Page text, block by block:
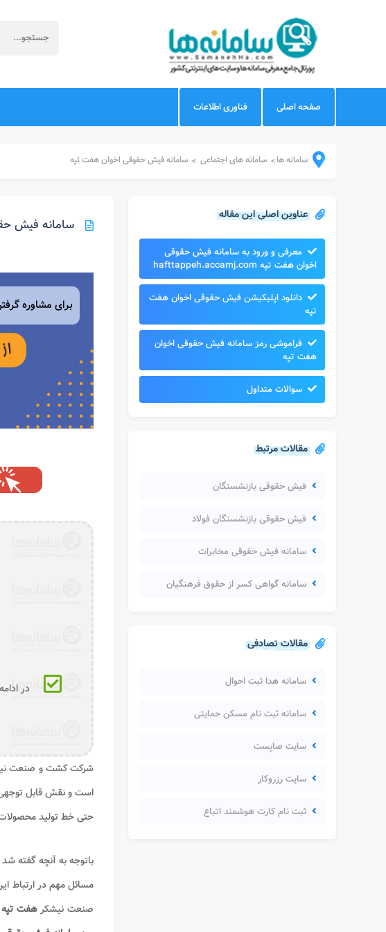
صفحه اصلی فناوری اطلاعات
سامانه ها> سامانه های اجتماعی > سامانه فیش حقوقی اخوان هفت تپه
عناوین اصلی این مقاله
معرفی و ورود به سامانه فیش حقوقی
اخوان هفت تپه hafttappeh.accamj.com
دانلود اپلیکیشن فیش حقوقی اخوان هفت
تپه
فراموشی رمز سامانه فیش حقوقی اخوان
هفت تپه
سوالات متداول
مقالات مرتبط
فیش حقوقی بازنشستگان
فیش حقوقی بازنشستگان فولاد
سامانه فیش حقوقی مخابرات
سامانه گواهی کسر از حقوق فرهنگیان
مقالات تصادفی
سامانه هدا ثبت احوال
سامانه ثبت نام مسکن حمایتی
سایت صاپست
سایت رزروکار
ثبت نام کارت هوشمند اتباع
سامانه فیش
برای مشاوره
در
است و نقش قابل
حتی خط تولید محصولات
باتوجه به آنچه گفته
مسائل مهم در ارتباط
صنعت نیشکرهفت تپه